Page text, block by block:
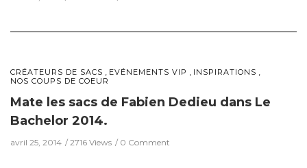
CRÉATEURS DE SACS EVÉNEMENTS VIP INSPIRATIONS
NOS COUPS DE COEUR
Mate les sacs de Fabien Dedieu dans Le
Bachelor 2014.
avril 25, 2014 2716 Views 0 Comment